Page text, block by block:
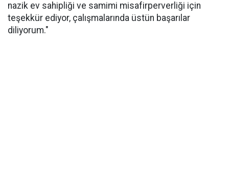
nazik ev sahipliği ve samimi misafirperverliği için
teşekkür ediyor, çalışmalarında üstün başarılar
diliyorum."